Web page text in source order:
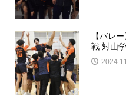
【バレ
戦 対山